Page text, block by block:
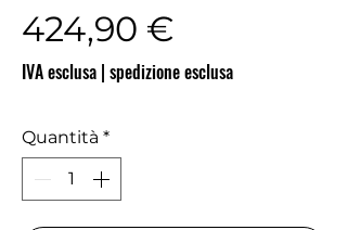
424,90 €
IVA esclusa | spedizione esclusa
Quantità *